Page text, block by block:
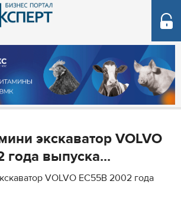
экскаватор VOLVO
года выпуска...
VOLVO EC55B 2002 года